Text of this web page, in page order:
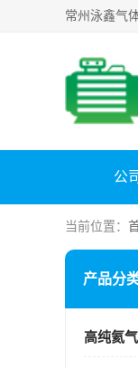
公
当前位置：
产品分
高纯氦气